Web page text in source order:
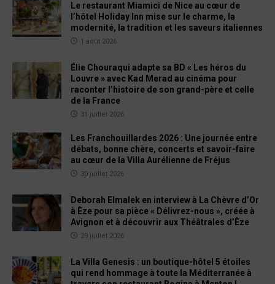
Le restaurant Miamici de Nice au cœur de
l’hôtel Holiday Inn mise sur le charme, la
modernité, la tradition et les saveurs italiennes
1 août 2026
Élie Chouraqui adapte sa BD « Les héros du
Louvre » avec Kad Merad au cinéma pour
raconter l’histoire de son grand-père et celle
de la France
31 juillet 2026
Les Franchouillardes 2026 : Une journée entre
débats, bonne chère, concerts et savoir-faire
au cœur de la Villa Aurélienne de Fréjus
30 juillet 2026
Deborah Elmalek en interview à La Chèvre d’Or
à Èze pour sa pièce « Délivrez-nous », créée à
Avignon et à découvrir aux Théâtrales d’Èze
29 juillet 2026
La Villa Genesis : un boutique-hôtel 5 étoiles
qui rend hommage à toute la Méditerranée à